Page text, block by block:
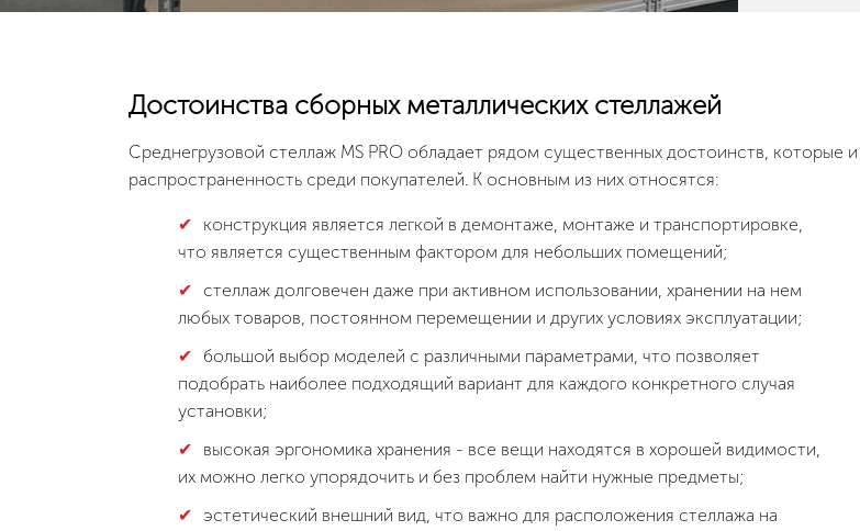
Достоинства сборных металлических стеллажей
Среднегрузовой стеллаж MS PRO обладает рядом существенных достоинств,
распространенность среди покупателей. К основным из них относятся:
конструкция является легкой в демонтаже, монтаже и транспортировке,
что является существенным фактором для небольших помещений;
стеллаж долговечен даже при активном использовании, хранении на нем
любых товаров, постоянном перемещении и других условиях эксплуатации;
большой выбор моделей с различными параметрами, что позволяет
подобрать наиболее подходящий вариант для каждого конкретного случая
установки;
высокая эргономика хранения - все вещи находятся в хорошей видимости,
их можно легко упорядочить и без проблем найти нужные предметы;
эстетический внешний вид, что важно для расположения стеллажа на